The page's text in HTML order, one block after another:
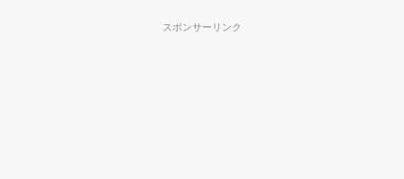
スポンサーリンク